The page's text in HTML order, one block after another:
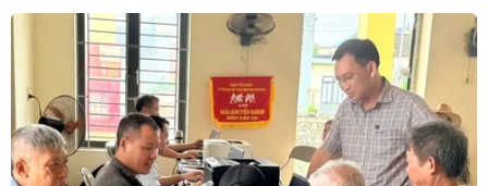
cho bài toán bảo vệ sức khỏe của
người Việt
06/08/2026 03:40
Chọn đúng đầu tàu: Danh mục
doanh nghiệp nhà nước mạnh và bài